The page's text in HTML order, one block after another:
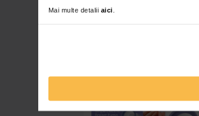
Mai multe detalii aici